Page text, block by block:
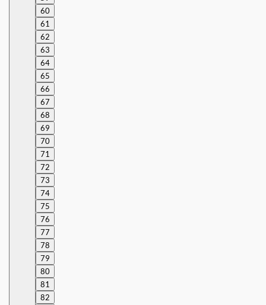
60
61
62
63
64
65
66
67
68
69
70
71
72
73
74
75
76
77
78
79
80
81
82